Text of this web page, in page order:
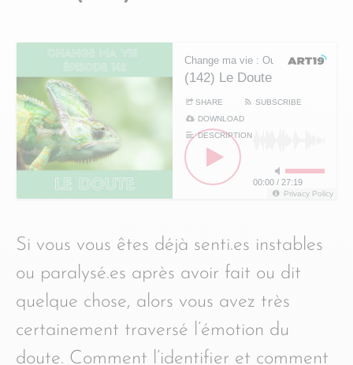
Change ma vie : Outils pour l'esprit
(142) Le Doute
SHARE
SUBSCRIBE
DOWNLOAD
DESCRIPTION
00:00 / 27:19
Privacy Policy
Si vous vous êtes déjà senti.es instables
ou paralysé.es après avoir fait ou dit
quelque chose, alors vous avez très
certainement traversé l’émotion du
doute. Comment l’identifier et comment